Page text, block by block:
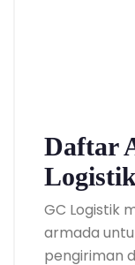
Daftar
Logistik
GC Logistik
armada
pengiriman